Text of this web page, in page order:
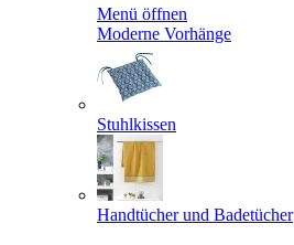
Menü öffnen
Moderne Vorhänge
Stuhlkissen
Handtücher und Badetücher